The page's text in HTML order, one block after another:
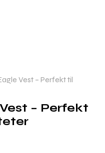
Vest – Perfekt til
– Perfekt